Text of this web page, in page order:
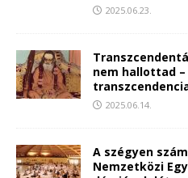
2025.06.23.
nem hallottad –
2025.06.14.
A szégyen
Nemzetközi